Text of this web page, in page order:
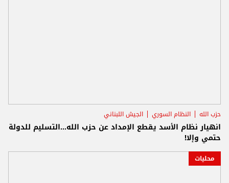
حزب الله النظام السوري الجيش اللبناني
انهيار نظام الأسد يقطع الإمداد عن حزب الله...التسليم للدولة
حتمي وإلا!
محليات